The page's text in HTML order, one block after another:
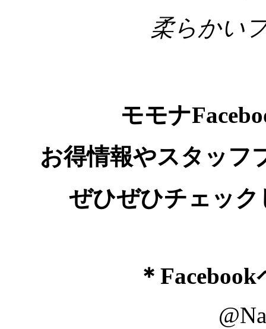
柔らかい
モモナ
お得情報やスタッフ
ぜひぜひチェッ
＊